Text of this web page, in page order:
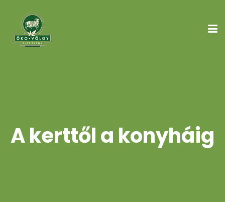
A kerttől a konyháig